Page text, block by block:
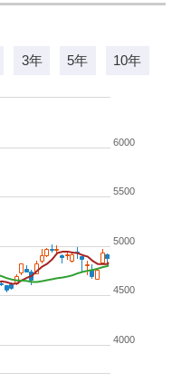
3年 5年 10年
4000
4500
5000
5500
6000